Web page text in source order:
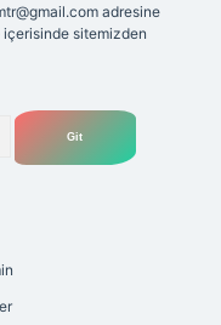
adresine
sitemizden